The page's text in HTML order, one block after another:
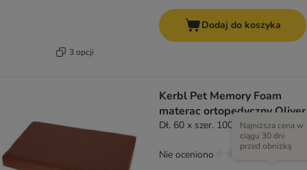
3 opcji
Dodaj do koszyka
Kerbl Pet Memory Foam
materac ortopedyczny Oliver
Dł. 60 x szer. 100 x wys. 8 cm
Najniższa cena w
ciągu 30 dni
przed obniżką
Nie oceniono